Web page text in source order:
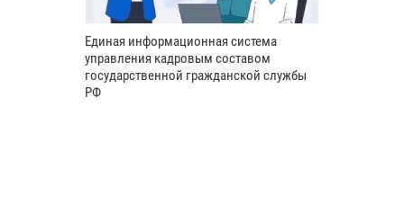
Единая информационная система
управления кадровым составом
государственной гражданской службы
РФ